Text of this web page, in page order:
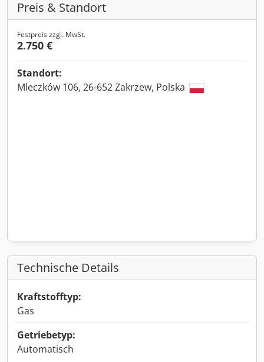
Preis & Standort
Festpreis zzgl. MwSt.
2.750 €
Standort:
Mleczków 106, 26-652 Zakrzew, Polska
Technische Details
Kraftstofftyp:
Gas
Getriebetyp:
Automatisch